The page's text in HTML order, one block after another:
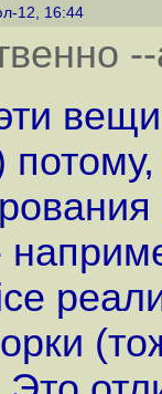
12, 16:44